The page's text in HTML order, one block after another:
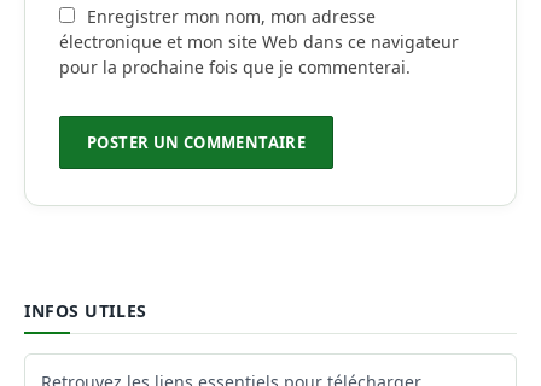
Enregistrer mon nom, mon adresse
électronique et mon site Web dans ce navigateur
pour la prochaine fois que je commenterai.
INFOS UTILES